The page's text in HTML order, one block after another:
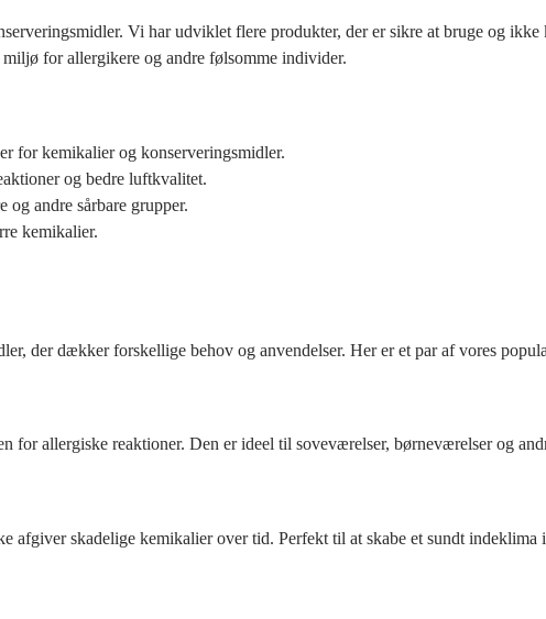
Vi har udviklet flere produkter, der er sikre at bruge og
for allergikere og andre følsomme individer.
for kemikalier og konserveringsmidler.
og bedre luftkvalitet.
andre sårbare grupper.
kemikalier.
der dækker forskellige behov og anvendelser. Her er et par af vores
for allergiske reaktioner. Den er ideel til soveværelser, børneværelser og
afgiver skadelige kemikalier over tid. Perfekt til at skabe et sundt indeklima